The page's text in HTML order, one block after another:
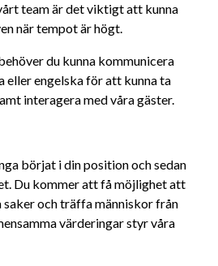
team är det viktigt att kunna
när tempot är högt.
du kunna kommunicera
eller engelska för att kunna ta
interagera med våra gäster.
börjat i din position och sedan
Du kommer att få möjlighet att
saker och träffa människor från
värderingar styr våra